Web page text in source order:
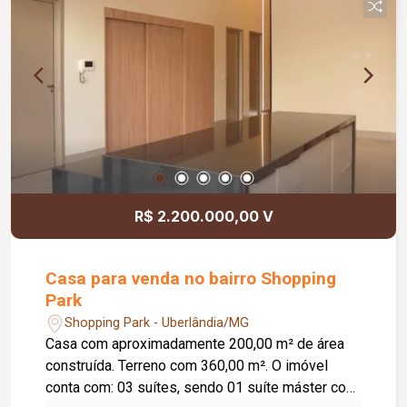
inclusa no condomínio, zelador e limpeza das
áreas comuns, copa, DML (Depósito de Material
de segurança e internet disponível. Como
diferencial, existe a possibilidade de ampliação
da área da sala, conforme a necessidade do
locatário. Entre em contato para mais
informações e agende uma visita.
R$ 2.200.000,00 V
Casa para venda no bairro Shopping
Park
Shopping Park - Uberlândia/MG
Casa com aproximadamente 200,00 m² de área
construída. Terreno com 360,00 m². O imóvel
conta com: 03 suítes, sendo 01 suíte máster com